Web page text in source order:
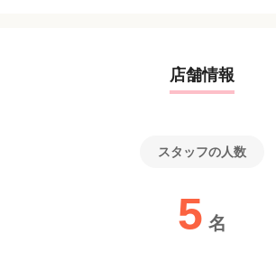
店舗情報
スタッフの人数
5 名